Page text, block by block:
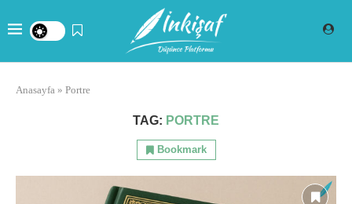
Anasayfa » Portre
TAG: PORTRE
Bookmark